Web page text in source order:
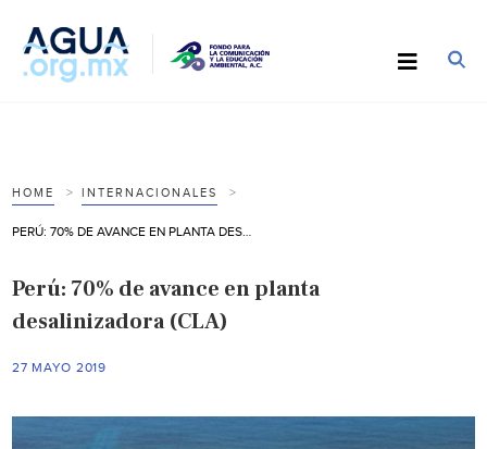
HOME INTERNACIONALES
Perú: 70% de avance en planta
desalinizadora (CLA)
27 MAYO 2019